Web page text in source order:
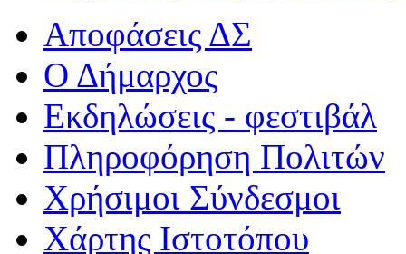
Αποφάσεις ΔΣ
Ο Δήμαρχος
Εκδηλώσεις - φεστιβάλ
Πληροφόρηση Πολιτών
Χρήσιμοι Σύνδεσμοι
Χάρτης Ιστοτόπου